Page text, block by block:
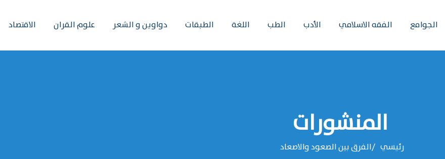
الجوامع الفقه الاسلامي الأدب الطب اللغة الطبقات دواوين و الشعر علوم القران الاقتصاد
المنشورات
رئيسي الفرق بين الصعود والاصعاد